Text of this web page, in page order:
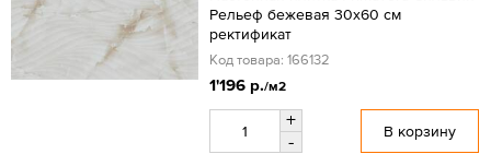
Рельеф бежевая 30x60 см
ректификат
Код товара: 166132
1'196 р./м2
+
-
В корзину